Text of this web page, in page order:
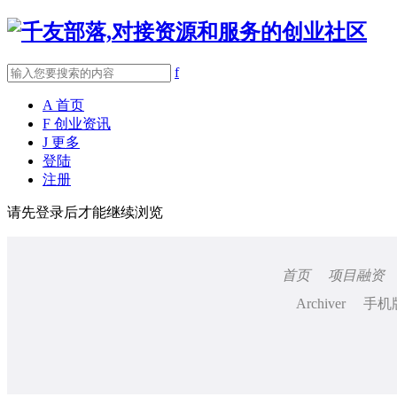
f
A 首页
F 创业资讯
J 更多
登陆
注册
请先登录后才能继续浏览
首页
项目融资
Archiver
手机